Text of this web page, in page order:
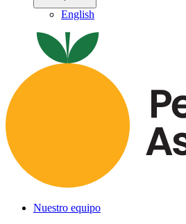
English
Nuestro equipo